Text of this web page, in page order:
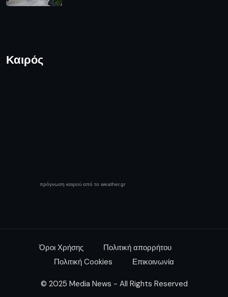
Καιρός
πρόγνωση καιρού από το weather.gr
Όροι Χρήσης
Πολιτική απορρήτου
Πολιτική Cookies
Επικοινωνία
© 2025 Media News - All Rights Reserved